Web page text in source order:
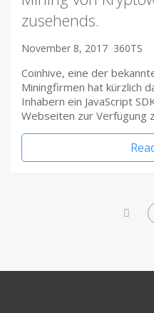
zusehends.
November 8, 2017 360TS
Coinhive, eine der
Miningfirmen hat kürzlich
Inhabern ein JavaScript
Webseiten zur Verfügung